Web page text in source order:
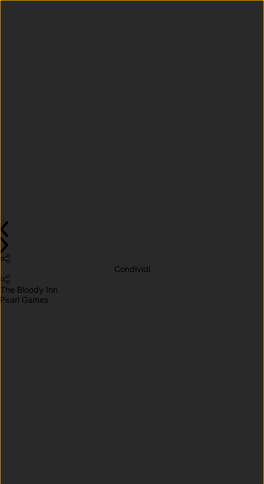
Condividi
The Bloody Inn
Pearl Games